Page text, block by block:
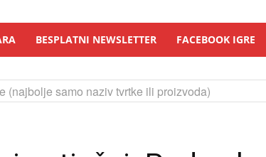
BESPLATNI NEWSLETTER FACEBOOK IGRE
(najbolje samo naziv tvrtke ili proizvoda)